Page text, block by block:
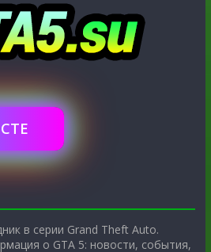
в серии Grand Theft Auto.
о GTA 5: новости, события,